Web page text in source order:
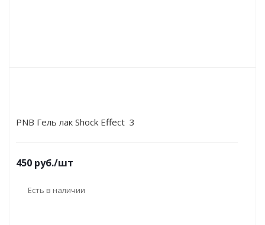
PNB Гель лак Shock Effect 3
450 руб./шт
Есть в наличии